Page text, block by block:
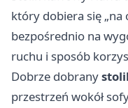
który dobiera się „na
bezpośrednio na
ruchu i sposób
Dobrze dobrany
przestrzeń wokół